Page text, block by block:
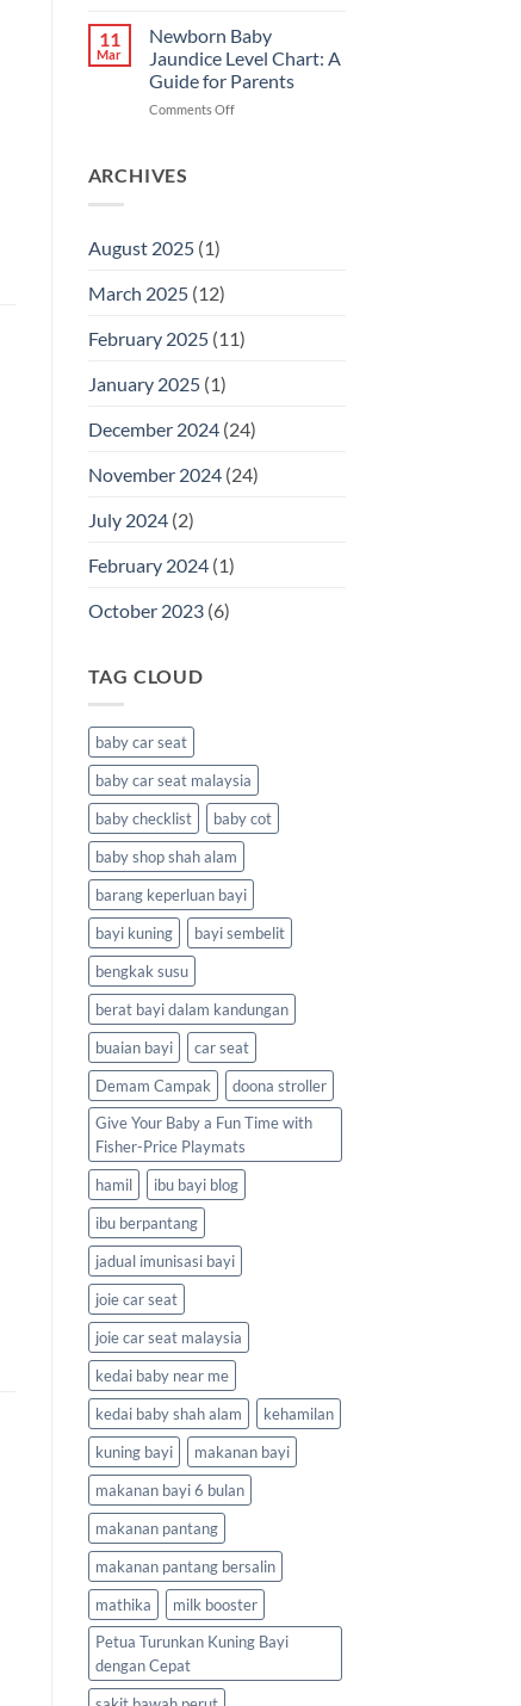
Kuning:
Punca
&
Cara
Hilangkan
11
Mar
Newborn Baby
Jaundice Level Chart: A
Guide for Parents
Comments Offon
ARCHIVES
August 2025(1)
March 2025(12)
February 2025(11)
January 2025(1)
December 2024(24)
November 2024(24)
July 2024(2)
February 2024(1)
October 2023(6)
TAG CLOUD
baby car seat
baby car seat malaysia
baby checklist
baby cot
baby shop shah alam
barang keperluan bayi
bayi kuning
bayi sembelit
bengkak susu
berat bayi dalam kandungan
buaian bayi
car seat
Demam Campak
doona stroller
Give Your Baby a Fun Time with
Fisher-Price Playmats
hamil
ibu bayi blog
ibu berpantang
jadual imunisasi bayi
joie car seat
joie car seat malaysia
kedai baby near me
kedai baby shah alam
kehamilan
kuning bayi
makanan bayi
makanan bayi 6 bulan
makanan pantang
makanan pantang bersalin
mathika
milk booster
Petua Turunkan Kuning Bayi
dengan Cepat